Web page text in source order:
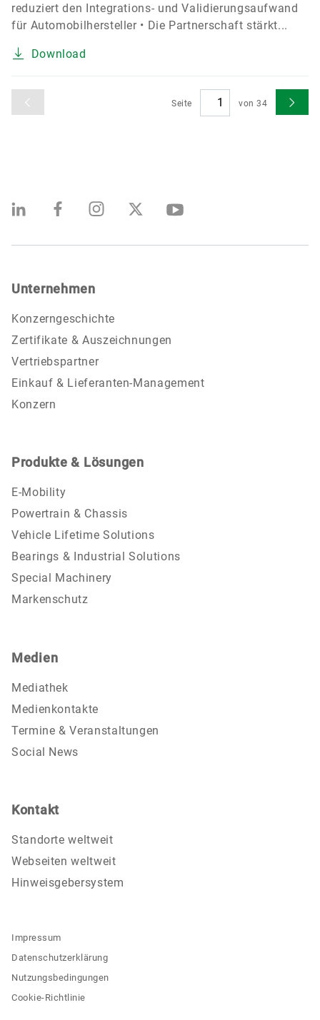
reduziert den Integrations- und Validierungsaufwand
für Automobilhersteller • Die Partnerschaft stärkt...
Download
Seite von34
Unternehmen
Konzerngeschichte
Zertifikate & Auszeichnungen
Vertriebspartner
Einkauf & Lieferanten-Management
Konzern
Produkte & Lösungen
E-Mobility
Powertrain & Chassis
Vehicle Lifetime Solutions
Bearings & Industrial Solutions
Special Machinery
Markenschutz
Medien
Mediathek
Medienkontakte
Termine & Veranstaltungen
Social News
Kontakt
Standorte weltweit
Webseiten weltweit
Hinweisgebersystem
Impressum
Datenschutzerklärung
Nutzungsbedingungen
Cookie-Richtlinie